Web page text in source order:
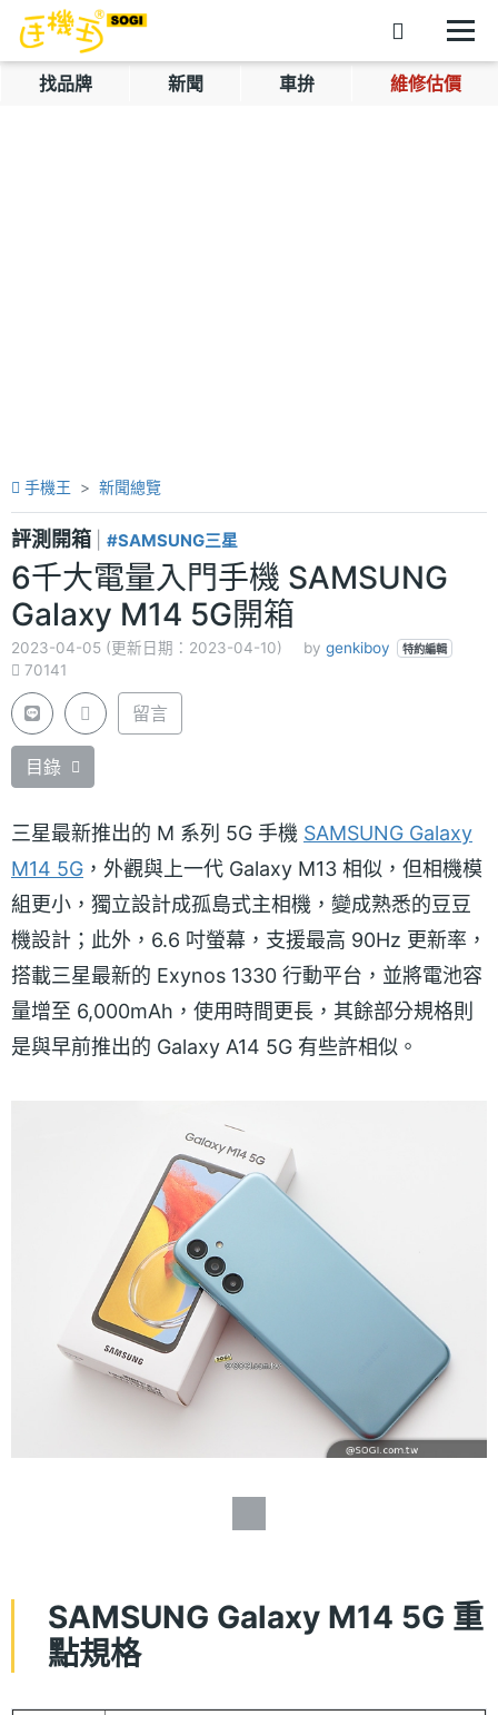
找品牌 新聞 車拚 維修估價
手機王 新聞總覽
評測開箱 #SAMSUNG三星
6千大電量入門手機 SAMSUNG
Galaxy M14 5G開箱
2023-04-05 (更新日期：2023-04-10) by genkiboy 特約編輯
70141
留言
目錄
三星最新推出的 M 系列 5G 手機 SAMSUNG Galaxy
M14 5G ，外觀與上一代 Galaxy M13 相似，但相機模
組更小，獨立設計成孤島式主相機，變成熟悉的豆豆
機設計；此外，6.6 吋螢幕，支援最高 90Hz 更新率，
搭載三星最新的 Exynos 1330 行動平台，並將電池容
量增至 6,000mAh，使用時間更長，其餘部分規格則
是與早前推出的 Galaxy A14 5G 有些許相似。
SAMSUNG Galaxy M14 5G 重
點規格